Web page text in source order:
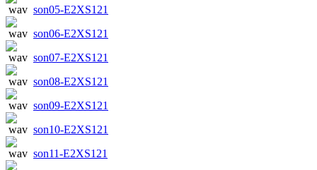
son05-E2XS121
son06-E2XS121
son07-E2XS121
son08-E2XS121
son09-E2XS121
son10-E2XS121
son11-E2XS121